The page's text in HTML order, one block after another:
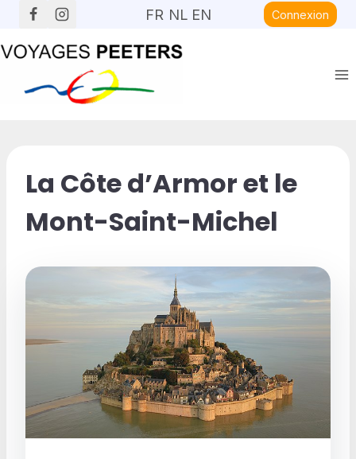
contenu
FR NL EN Connexion
La Côte d’Armor et le
Mont-Saint-Michel